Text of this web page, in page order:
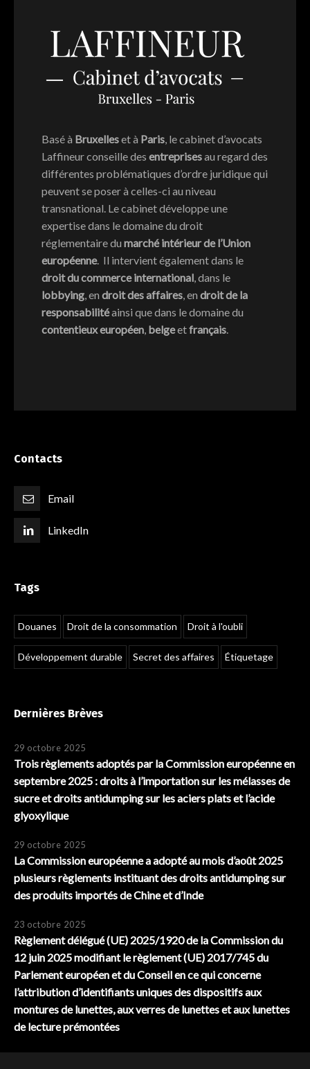
Basé à Bruxelleset à Paris, le cabinet d’avocats
Laffineur conseille des entreprisesau regard des
différentes problématiques d’ordre juridique qui
peuvent se poser à celles-ci au niveau
transnational. Le cabinet développe une
expertise dans le domaine du droit
réglementaire du marché intérieur de l’Union
européenne. Il intervient également dans le
droit du commerce international, dans le
lobbying, en droit des affaires, en droit de la
responsabilitéainsi que dans le domaine du
contentieux européen, belgeetfrançais.
Contacts
Email
LinkedIn
Tags
Douanes Droit de la consommation Droit à l'oubli
Développement durable Secret des affaires Étiquetage
Dernières Brèves
29 octobre 2025
Trois règlements adoptés par la Commission européenne en
septembre 2025 : droits à l’importation sur les mélasses de
sucre et droits antidumping sur les aciers plats et l’acide
glyoxylique
29 octobre 2025
La Commission européenne a adopté au mois d’août 2025
plusieurs règlements instituant des droits antidumping sur
des produits importés de Chine et d’Inde
23 octobre 2025
Règlement délégué (UE) 2025/1920 de la Commission du
12 juin 2025 modifiant le règlement (UE) 2017/745 du
Parlement européen et du Conseil en ce qui concerne
l’attribution d’identifiants uniques des dispositifs aux
montures de lunettes, aux verres de lunettes et aux lunettes
de lecture prémontées